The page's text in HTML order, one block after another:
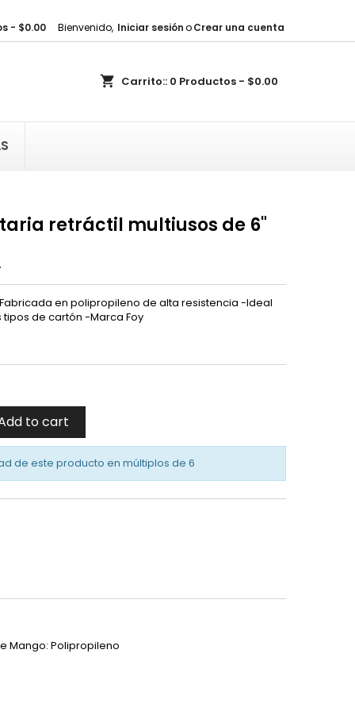
Bienvenido, Iniciar sesiónoCrear una cuenta
- $0.00
shopping_cart Carrito:: 0 Productos - $0.00
retráctil multiusos de 6"
en polipropileno de alta resistencia -Ideal
de cartón -Marca Foy
to cart
de este producto en múltiplos de 6
Mango: Polipropileno